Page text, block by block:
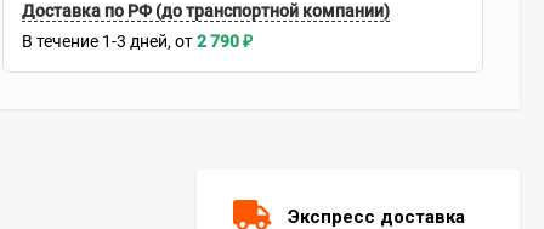
Доставка по РФ (до транспортной компании)
В течение 1-3 дней 2 790₽
Экспресс доставка